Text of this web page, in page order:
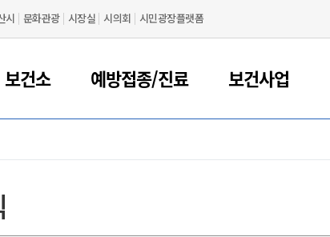
시 문화관광 시장실 시의회 시민광장플랫폼
건소 예방접종/진료 보건사업